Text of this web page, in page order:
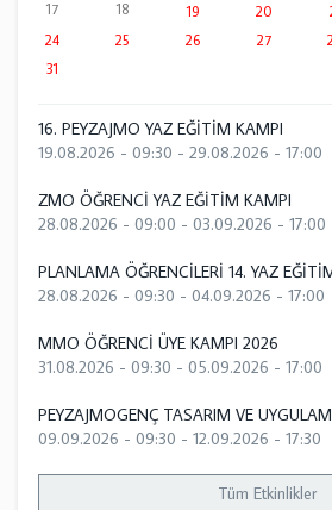
17
18 19 20
24
25 26 27
31
16. PEYZAJMO YAZ EĞİTİM KAMPI
19.08.2026 - 09:30 - 29.08.2026 - 17:00
ZMO ÖĞRENCİ YAZ EĞİTİM KAMPI
28.08.2026 - 09:00 - 03.09.2026 - 17:00
PLANLAMA ÖĞRENCİLERİ 14. YAZ
28.08.2026 - 09:30 - 04.09.2026 - 17:00
MMO ÖĞRENCİ ÜYE KAMPI 2026
31.08.2026 - 09:30 - 05.09.2026 - 17:00
PEYZAJMOGENÇ TASARIM VE
09.09.2026 - 09:30 - 12.09.2026 - 17:30
Tüm Etkinlikler